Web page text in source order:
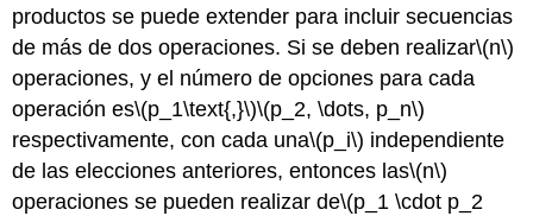
productos se puede extender para incluir secuencias
de más de dos operaciones. Si se deben realizar\(n\)
operaciones, y el número de opciones para cada
operación es\(p_1\text{,}\)\(p_2, \dots, p_n\)
respectivamente, con cada una\(p_i\) independiente
de las elecciones anteriores, entonces las\(n\)
operaciones se pueden realizar de\(p_1 \cdot p_2